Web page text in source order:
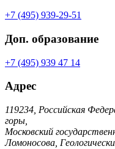
+7 (495) 939-29-51
Доп. образование
+7 (495) 939 47 14
Адрес
119234, Российская
горы,
Московский
Ломоносова,